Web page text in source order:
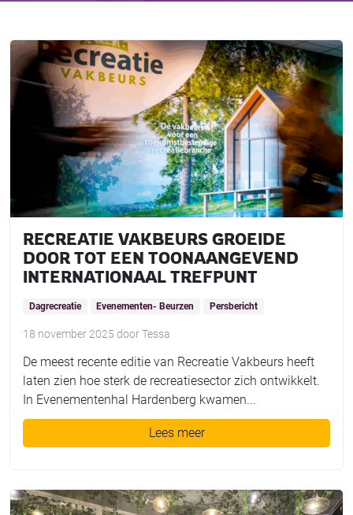
RECREATIE VAKBEURS GROEIDE
DOOR TOT EEN TOONAANGEVEND
INTERNATIONAAL TREFPUNT
Dagrecreatie Evenementen- Beurzen Persbericht
18 november 2025 doorTessa
De meest recente editie van Recreatie Vakbeurs heeft
laten zien hoe sterk de recreatiesector zich ontwikkelt.
In Evenementenhal Hardenberg kwamen...
Lees meer